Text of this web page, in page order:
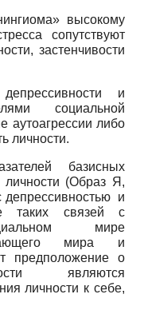
высокому
сопутствуют
застенчивости
и
социальной
аутоагрессии либо
личности.
базисных
личности (Образ Я,
депрессивностью и
таких связей с
мире
мира и
предположение о
являются
личности к себе,